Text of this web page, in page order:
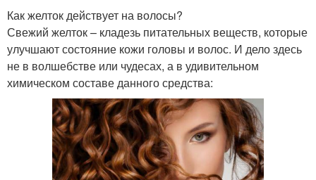
Как желток действует на волосы?
Свежий желток – кладезь питательных веществ, которые
улучшают состояние кожи головы и волос. И дело здесь
не в волшебстве или чудесах, а в удивительном
химическом составе данного средства: